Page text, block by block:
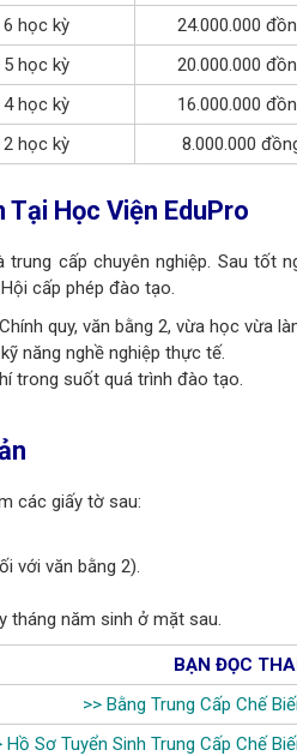
6 học kỳ
24.000.000
5 học kỳ
20.000.000
4 học kỳ
16.000.000
2 học kỳ 8.000.000
Tại Học Viện EduPro
cấp chuyên nghiệp. Sau tốt
cấp phép đào tạo.
Chính quy, văn bằng 2, vừa học vừa
năng nghề nghiệp thực tế.
trong suốt quá trình đào tạo.
các giấy tờ sau:
với văn bằng 2).
tháng năm sinh ở mặt sau.
BẠN ĐỌC
>> Bằng Trung Cấp Chế
Hồ Sơ Tuyển Sinh Trung Cấp Chế